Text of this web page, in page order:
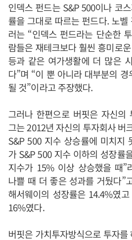
인덱스 펀드는 S&P 500이나 코
률을 그대로 따르는 펀드다. 노
러는 “인덱스 펀드라는 단순한
람들은 재테크보다 훨씬 흥미로
등과 같은 여가생활에 더 많은
다”며 “이 뿐 아니라 대부분의
될 것”이라고 주장했다.
그러나 한편으로 버핏은 자신의
그는 2012년 자신의 투자회사 버
S&P 500 지수 상승률에 미치지
가 S&P 500 지수 이하의 성장률
지수가 15% 이상 상승했을 때”
나쁠 때 더 좋은 성과를 거뒀다”
해서웨이의 성장률은 14.4%였
16%였다.
버핏은 가치투자방식으로 투자